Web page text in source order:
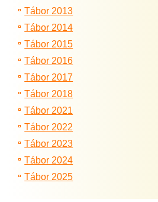
Tábor 2013
Tábor 2014
Tábor 2015
Tábor 2016
Tábor 2017
Tábor 2018
Tábor 2021
Tábor 2022
Tábor 2023
Tábor 2024
Tábor 2025